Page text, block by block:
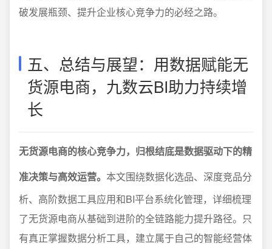
破发展瓶颈、提升企业核心竞争力的必经之路。
五、总结与展望：用数据赋能无
货源电商，九数云BI助力持续增
长
无货源电商的核心竞争力，归根结底是数据驱动下的精
准决策与高效运营。 本文围绕数据化选品、深度竞品分
析、高阶数据工具应用和BI平台系统化管理，详细梳理
了无货源电商从基础到进阶的全链路能力提升路径。只
有真正掌握数据分析工具，建立属于自己的智能经营体